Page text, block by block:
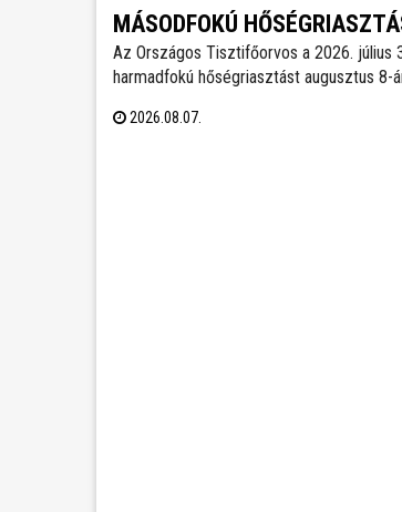
MÁSODFOKÚ
Az Országos Tisztifőorvos a 2026. július
harmadfokú hőségriasztást augusztus 8-
kedden éjfélig marad érvényben.
2026.08.07.